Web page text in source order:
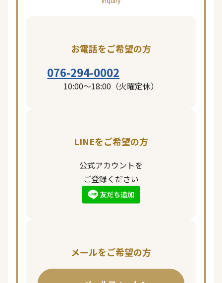
お電話をご希望の方
076-294-0002
10:00〜18:00（火曜定休）
LINEをご希望の方
公式アカウントを
ご登録ください
メールをご希望の方